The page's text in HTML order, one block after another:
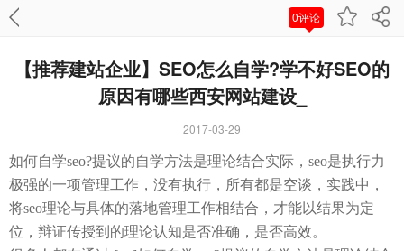
0评论
【推荐建站企业】SEO怎么自学?学不好SEO的
原因有哪些西安网站建设_
2017-03-29
如何自学seo?提议的自学方法是理论结合实际，seo是执行力
极强的一项管理工作，没有执行，所有都是空谈，实践中，
将seo理论与具体的落地管理工作相结合，才能以结果为定
位，辩证传授到的理论认知是否准确，是否高效。